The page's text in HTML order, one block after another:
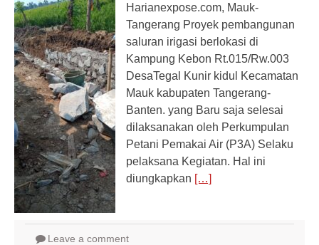
Harianexpose.com, Mauk-
Tangerang Proyek pembangunan
saluran irigasi berlokasi di
Kampung Kebon Rt.015/Rw.003
DesaTegal Kunir kidul Kecamatan
Mauk kabupaten Tangerang-
Banten. yang Baru saja selesai
dilaksanakan oleh Perkumpulan
Petani Pemakai Air (P3A) Selaku
pelaksana Kegiatan. Hal ini
diungkapkan […]
Leave a comment